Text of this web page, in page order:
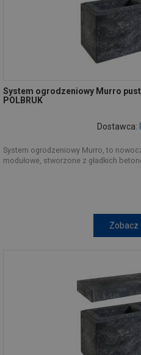
System ogrodzeniowy Murro
POLBRUK
Dostawca:
System ogrodzeniowy Murro, to
modułowe, stworzone z gładkich
Zobacz